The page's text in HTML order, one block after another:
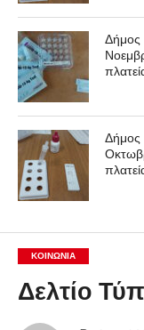
Δήμος
Δήμος
ΚΟΙΝΩΝΊΑ
Δελτίο